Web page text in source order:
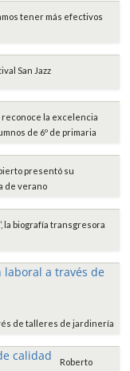
tener más efectivos
San Jazz
la excelencia
de 6º de primaria
presentó su
de verano
la biografía transgresora
de talleres de jardinería
Roberto